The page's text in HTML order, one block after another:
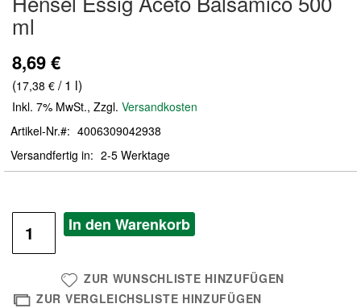
der
Bildergalerie
ml
8,69 €
(17,38 € / 1 l)
Inkl. 7% MwSt., Zzgl. Versandkosten
Artikel-Nr.
4006309042938
Versandfertig in
2-5 Werktage
In den Warenkorb
ZUR WUNSCHLISTE HINZUFÜGEN
ZUR VERGLEICHSLISTE HINZUFÜGEN